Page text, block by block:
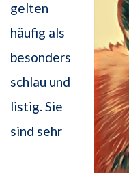
gelten
häufig als
besonders
schlau und
listig. Sie
sind sehr